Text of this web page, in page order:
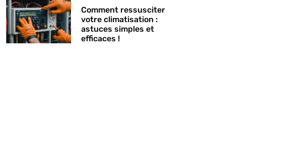
Comment ressusciter
votre climatisation :
astuces simples et
efficaces !